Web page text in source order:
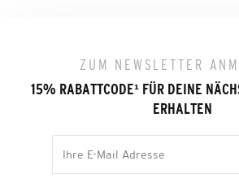
ZUM NEWSLETTER
15% RABATTCODE¹ FÜR DEINE
ERHALTEN